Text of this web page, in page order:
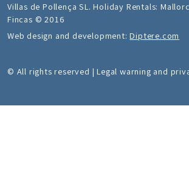
Villas de Pollença SL. Holiday Rentals:
Fincas © 2016
Web design and development: Diptere.com
© All rights reserved | Legal warning and